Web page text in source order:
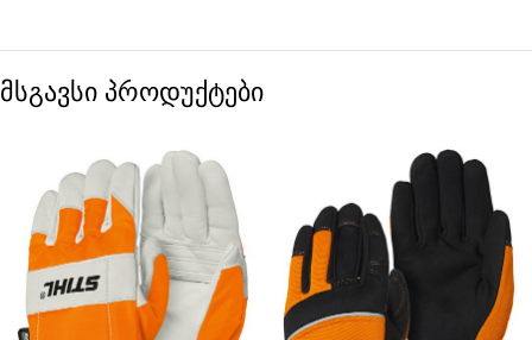
მსგავსი პროდუქტები